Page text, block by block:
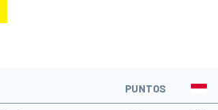
PUNTOS